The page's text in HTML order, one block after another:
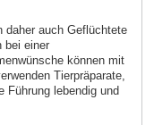
daher auch Geflüchtete
bei einer
können mit
Tierpräparate,
Führung lebendig und